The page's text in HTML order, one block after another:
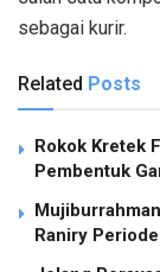
sebagai kurir.
Related Posts
Rokok Kretek
Pembentuk
Raniry